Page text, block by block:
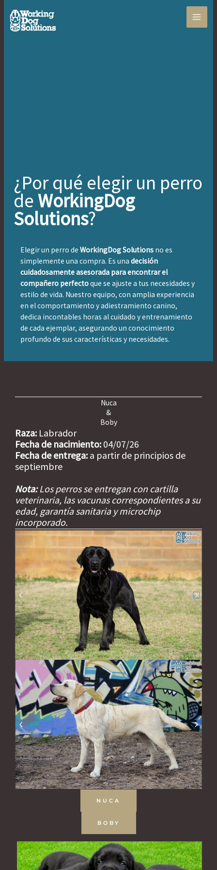
contenido
¿Por qué elegir un perro
deWorkingDog
Solutions?
Elegir un perro deWorkingDog Solutions no es
simplemente una compra. Es unadecisión
cuidadosamente asesorada para encontrar el
compañero perfectoque se ajuste a tus necesidades y
estilo de vida. Nuestro equipo, con amplia experiencia
en el comportamiento y adiestramiento canino,
dedica incontables horas al cuidado y entrenamiento
de cada ejemplar, asegurando un conocimiento
profundo de sus características y necesidades.
Nuca
&
Boby
Raza: Labrador
Fecha de nacimiento: 04/07/26
Fecha de entrega: a partir de principios de
septiembre
Nota:Los perros se entregan con cartilla
veterinaria, las vacunas correspondientes a su
edad, garantía sanitaria y microchip
incorporado.
NUCA
BOBY